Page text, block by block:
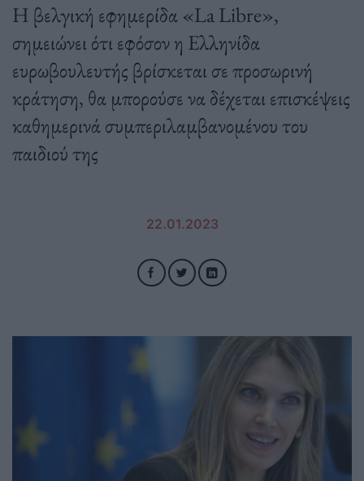
H βελγική εφημερίδα «La Libre»,
σημειώνει ότι εφόσον η Ελληνίδα
ευρωβουλευτής βρίσκεται σε προσωρινή
κράτηση, θα μπορούσε να δέχεται επισκέψεις
καθημερινά συμπεριλαμβανομένου του
παιδιού της
22.01.2023